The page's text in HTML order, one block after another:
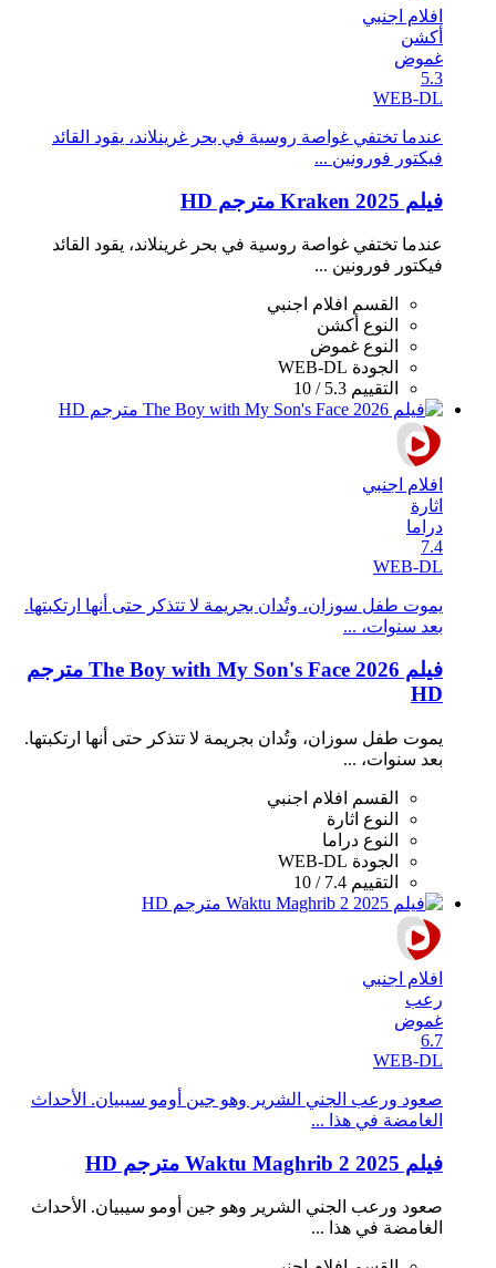
افلام اجنبي
أكشن
غموض
5.3
WEB-DL
عندما تختفي غواصة روسية في بحر غرينلاند، يقود القائد
فيكتور فورونين ...
فيلم Kraken 2025 مترجم HD
عندما تختفي غواصة روسية في بحر غرينلاند، يقود القائد
فيكتور فورونين ...
القسم
افلام اجنبي
النوع أكشن
النوع غموض
الجودة WEB-DL
التقييم 5.3 / 10
افلام اجنبي
اثارة
دراما
7.4
WEB-DL
يموت طفل سوزان، وتُدان بجريمة لا تتذكر حتى أنها ارتكبتها.
بعد سنوات، ...
فيلم The Boy with My Son's Face 2026 مترجم
HD
يموت طفل سوزان، وتُدان بجريمة لا تتذكر حتى أنها ارتكبتها.
بعد سنوات، ...
القسم
افلام اجنبي
النوع اثارة
النوع دراما
الجودة WEB-DL
التقييم 7.4 / 10
افلام اجنبي
رعب
غموض
6.7
WEB-DL
صعود ورعب الجني الشرير وهو جين أومو سيبيان. الأحداث
الغامضة في هذا ...
فيلم Waktu Maghrib 2 2025 مترجم HD
صعود ورعب الجني الشرير وهو جين أومو سيبيان. الأحداث
الغامضة في هذا ...